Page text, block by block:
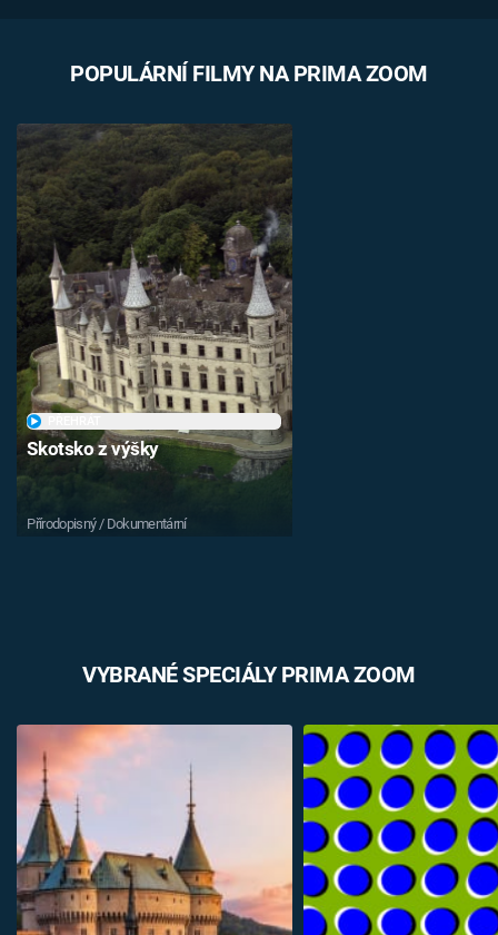
POPULÁRNÍ FILMY NA PRIMA ZOOM
Skotsko z výšky
Přírodopisný / Dokumentární
VYBRANÉ SPECIÁLY PRIMA ZOOM